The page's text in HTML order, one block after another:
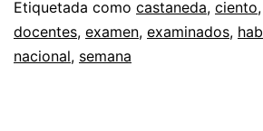
Etiquetada como castaneda, ciento,
docentes, examen, examinados,
nacional, semana